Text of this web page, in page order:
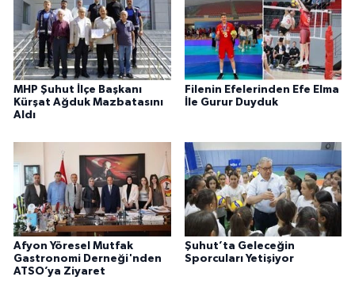
MHP Şuhut İlçe Başkanı
Kürşat Ağduk Mazbatasını
Aldı
Filenin Efelerinden Efe Elma
İle Gurur Duyduk
Afyon Yöresel Mutfak
Gastronomi Derneği'nden
ATSO’ya Ziyaret
Şuhut’ta Geleceğin
Sporcuları Yetişiyor